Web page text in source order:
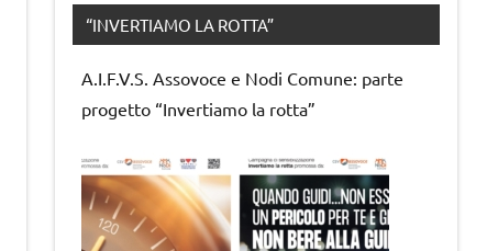
“INVERTIAMO LA ROTTA”
A.I.F.V.S. Assovoce e Nodi Comune: parte
progetto “Invertiamo la rotta”